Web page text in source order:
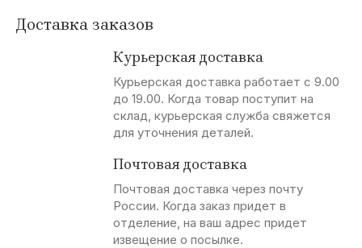
Доставка заказов
Курьерская доставка
Курьерская доставка работает с 9.00
до 19.00. Когда товар поступит на
склад, курьерская служба свяжется
для уточнения деталей.
Почтовая доставка
Почтовая доставка через почту
России. Когда заказ придет в
отделение, на ваш адрес придет
извещение о посылке.